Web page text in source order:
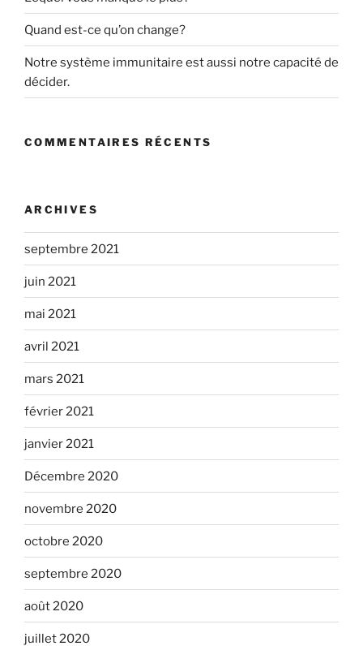
Quand est-ce qu’on change?
Notre système immunitaire est aussi notre capacité de
décider.
COMMENTAIRES RÉCENTS
ARCHIVES
septembre 2021
juin 2021
mai 2021
avril 2021
mars 2021
février 2021
janvier 2021
Décembre 2020
novembre 2020
octobre 2020
septembre 2020
août 2020
juillet 2020